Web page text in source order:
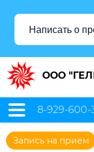
Написать о
ООО
8-929-600-
Запись на прием